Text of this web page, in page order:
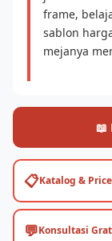
frame,
sablon
mejanya
📖
📋Katalog &
💬Konsultasi